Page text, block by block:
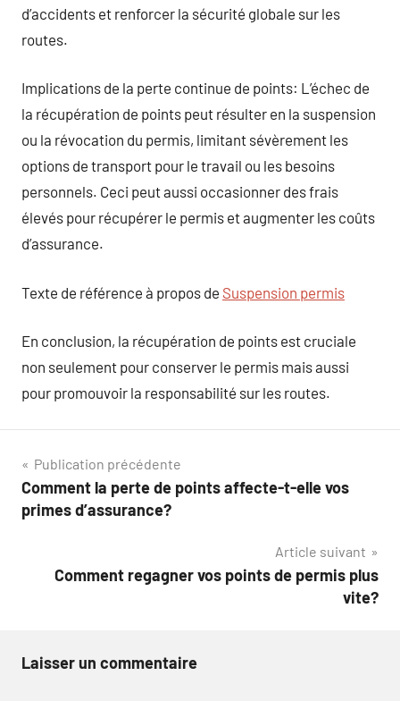
d’accidents et renforcer la sécurité globale sur les
routes.
Implications de la perte continue de points: L’échec de
la récupération de points peut résulter en la suspension
ou la révocation du permis, limitant sévèrement les
options de transport pour le travail ou les besoins
personnels. Ceci peut aussi occasionner des frais
élevés pour récupérer le permis et augmenter les coûts
d’assurance.
Texte de référence à propos de Suspension permis
En conclusion, la récupération de points est cruciale
non seulement pour conserver le permis mais aussi
pour promouvoir la responsabilité sur les routes.
Navigation
de
Publication précédente
Comment la perte de points affecte-t-elle vos
primes d’assurance?
Article suivant
Comment regagner vos points de permis plus
vite?
Laisser un commentaire